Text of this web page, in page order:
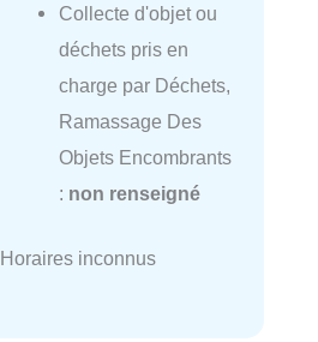
Collecte d'objet ou
déchets pris en
charge par Déchets,
Ramassage Des
Objets Encombrants
: non renseigné
Horaires inconnus